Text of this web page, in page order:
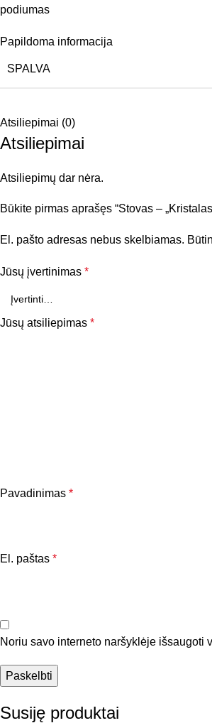
podiumas
Papildoma informacija
SPALVA
Atsiliepimai (0)
Atsiliepimai
Atsiliepimų dar nėra.
Būkite pirmas aprašęs “Stovas –
El. pašto adresas nebus skelbiamas.
Jūsų įvertinimas *
Jūsų atsiliepimas *
Pavadinimas *
El. paštas *
Noriu savo interneto naršyklėje išsaugoti
Susiję produktai